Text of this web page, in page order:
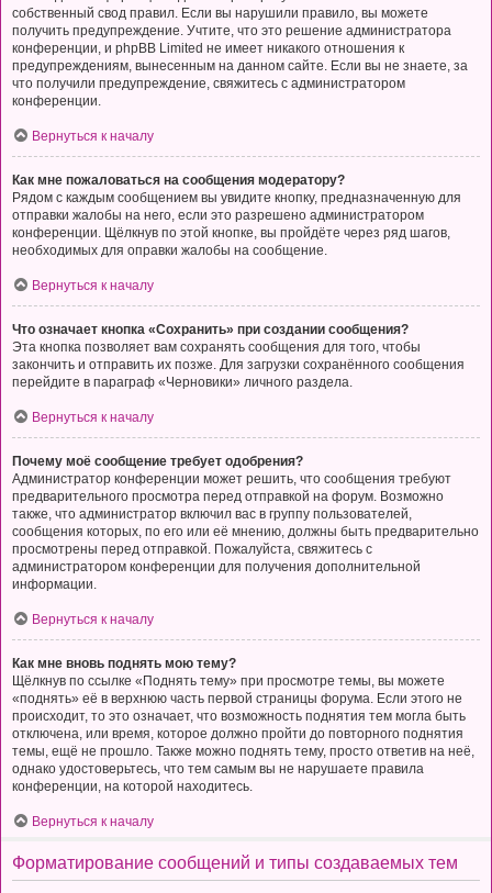
собственный свод правил. Если вы нарушили правило, вы можете
получить предупреждение. Учтите, что это решение администратора
конференции, и phpBB Limited не имеет никакого отношения к
предупреждениям, вынесенным на данном сайте. Если вы не знаете, за
что получили предупреждение, свяжитесь с администратором
конференции.
Вернуться к началу
Как мне пожаловаться на сообщения модератору?
Рядом с каждым сообщением вы увидите кнопку, предназначенную для
отправки жалобы на него, если это разрешено администратором
конференции. Щёлкнув по этой кнопке, вы пройдёте через ряд шагов,
необходимых для оправки жалобы на сообщение.
Вернуться к началу
Что означает кнопка «Сохранить» при создании сообщения?
Эта кнопка позволяет вам сохранять сообщения для того, чтобы
закончить и отправить их позже. Для загрузки сохранённого сообщения
перейдите в параграф «Черновики» личного раздела.
Вернуться к началу
Почему моё сообщение требует одобрения?
Администратор конференции может решить, что сообщения требуют
предварительного просмотра перед отправкой на форум. Возможно
также, что администратор включил вас в группу пользователей,
сообщения которых, по его или её мнению, должны быть предварительно
просмотрены перед отправкой. Пожалуйста, свяжитесь с
администратором конференции для получения дополнительной
информации.
Вернуться к началу
Как мне вновь поднять мою тему?
Щёлкнув по ссылке «Поднять тему» при просмотре темы, вы можете
«поднять» её в верхнюю часть первой страницы форума. Если этого не
происходит, то это означает, что возможность поднятия тем могла быть
отключена, или время, которое должно пройти до повторного поднятия
темы, ещё не прошло. Также можно поднять тему, просто ответив на неё,
однако удостоверьтесь, что тем самым вы не нарушаете правила
конференции, на которой находитесь.
Вернуться к началу
Форматирование сообщений и типы создаваемых тем